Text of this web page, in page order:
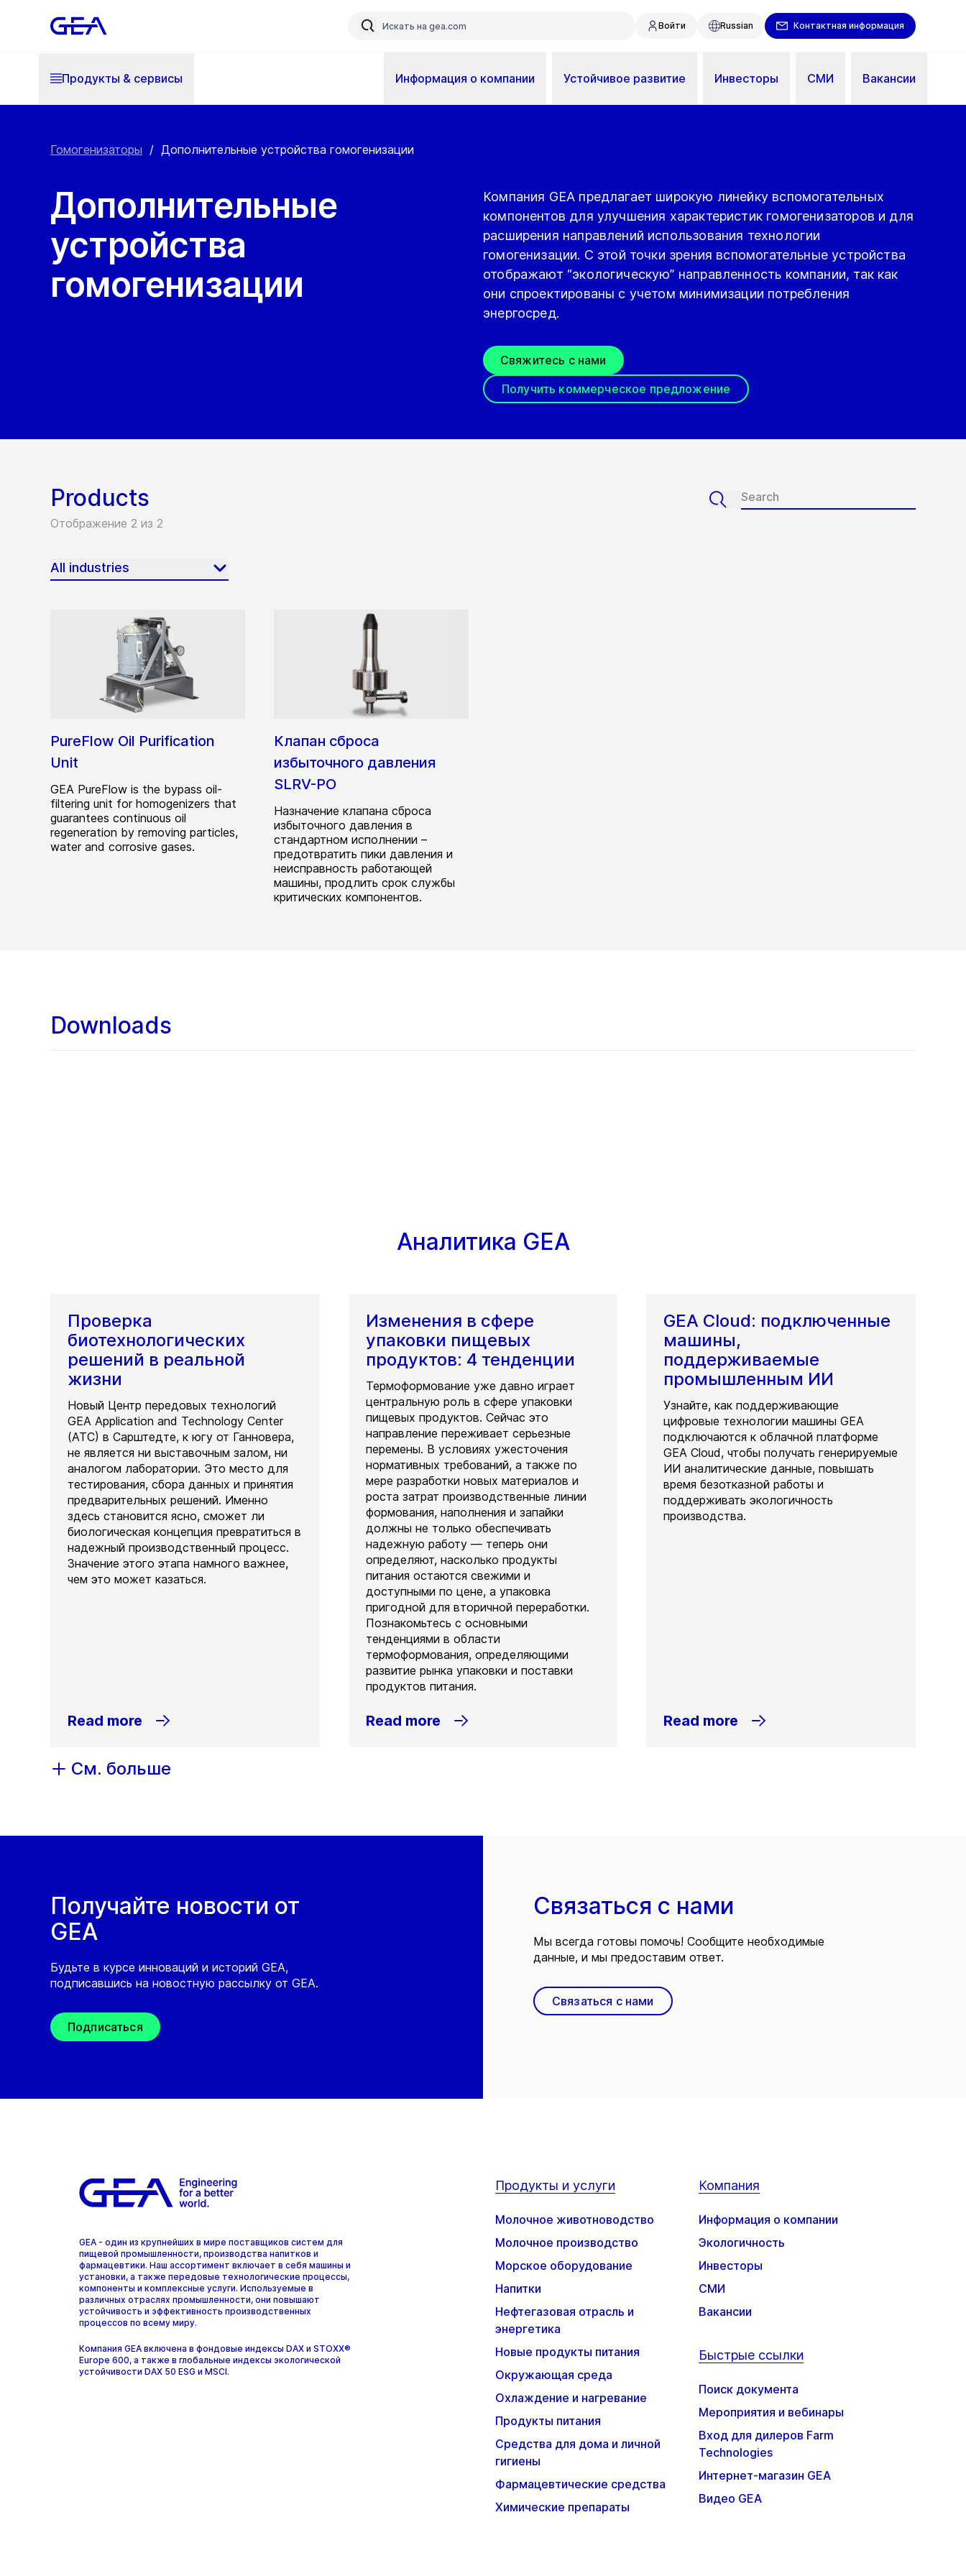
Войти Russian Контактная информация
Продукты & cервисы Информация о компании Устойчивое развитие Инвесторы СМИ Вакансии
Гомогенизаторы / Дополнительные устройства гомогенизации
Дополнительные
устройства
гомогенизации
Компания GEA предлагает широкую линейку вспомогательных
компонентов для улучшения характеристик гомогенизаторов и для
расширения направлений использования технологии
гомогенизации. С этой точки зрения вспомогательные устройства
отображают “экологическую” направленность компании, так как
они спроектированы с учетом минимизации потребления
энергосред.
Свяжитесь с нами
Получить коммерческое предложение
Products
Отображение 2 из 2
All industries
PureFlow Oil Purification
Unit
GEA PureFlow is the bypass oil-
filtering unit for homogenizers that
guarantees continuous oil
regeneration by removing particles,
water and corrosive gases.
Клапан сброса
избыточного давления
SLRV-PO
Назначение клапана сброса
избыточного давления в
стандартном исполнении –
предотвратить пики давления и
неисправность работающей
машины, продлить срок службы
критических компонентов.
Downloads
Аналитика GEA
Проверка
биотехнологических
решений в реальной
жизни
Новый Центр передовых технологий
GEA Application and Technology Center
(ATC) в Сарштедте, к югу от Ганновера,
не является ни выставочным залом, ни
аналогом лаборатории. Это место для
тестирования, сбора данных и принятия
предварительных решений. Именно
здесь становится ясно, сможет ли
биологическая концепция превратиться в
надежный производственный процесс.
Значение этого этапа намного важнее,
чем это может казаться.
Read more
Изменения в сфере
упаковки пищевых
продуктов: 4 тенденции
Термоформование уже давно играет
центральную роль в сфере упаковки
пищевых продуктов. Сейчас это
направление переживает серьезные
перемены. В условиях ужесточения
нормативных требований, а также по
мере разработки новых материалов и
роста затрат производственные линии
формования, наполнения и запайки
должны не только обеспечивать
надежную работу — теперь они
определяют, насколько продукты
питания остаются свежими и
доступными по цене, а упаковка
пригодной для вторичной переработки.
Познакомьтесь с основными
тенденциями в области
термоформования, определяющими
развитие рынка упаковки и поставки
продуктов питания.
Read more
GEA Cloud: подключенные
машины,
поддерживаемые
промышленным ИИ
Узнайте, как поддерживающие
цифровые технологии машины GEA
подключаются к облачной платформе
GEA Cloud, чтобы получать генерируемые
ИИ аналитические данные, повышать
время безотказной работы и
поддерживать экологичность
производства.
Read more
См. больше
Получайте новости от
GEA
Будьте в курсе инноваций и историй GEA,
подписавшись на новостную рассылку от GEA.
Подписаться
Связаться с нами
Мы всегда готовы помочь! Сообщите необходимые
данные, и мы предоставим ответ.
Связаться с нами
GEA - один из крупнейших в мире поставщиков систем для
пищевой промышленности, производства напитков и
фармацевтики. Наш ассортимент включает в себя машины и
установки, а также передовые технологические процессы,
компоненты и комплексные услуги. Используемые в
различных отраслях промышленности, они повышают
устойчивость и эффективность производственных
процессов по всему миру.
Компания GEA включена в фондовые индексы DAX и STOXX®
Europe 600, а также в глобальные индексы экологической
устойчивости DAX 50 ESG и MSCI.
Продукты и услуги
Молочное животноводство
Молочное производство
Морское оборудование
Напитки
Нефтегазовая отрасль и
энергетика
Новые продукты питания
Окружающая среда
Охлаждение и нагревание
Продукты питания
Средства для дома и личной
гигиены
Фармацевтические средства
Химические препараты
Компания
Информация о компании
Экологичность
Инвесторы
СМИ
Вакансии
Быстрые ссылки
Поиск документа
Мероприятия и вебинары
Вход для дилеров Farm
Technologies
Интернет-магазин GEA
Видео GEA